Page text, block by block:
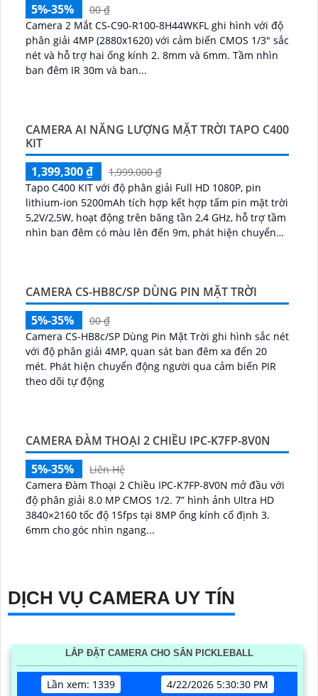
5%-35%
00 ₫
Camera 2 Mắt CS-C90-R100-8H44WKFL ghi hình với độ
phân giải 4MP (2880x1620) với cảm biến CMOS 1/3" sắc
nét và hỗ trợ hai ống kính 2. 8mm và 6mm. Tầm nhìn
ban đêm IR 30m và ban...
CAMERA AI NĂNG LƯỢNG MẶT TRỜI TAPO C400
KIT
1,399,300 ₫
1,999,000 ₫
Tapo C400 KIT với độ phân giải Full HD 1080P, pin
lithium-ion 5200mAh tích hợp kết hợp tấm pin mặt trời
5,2V/2,5W, hoạt động trên băng tần 2,4 GHz, hỗ trợ tầm
nhìn ban đêm có màu lên đến 9m, phát hiện chuyển
CAMERA CS-HB8C/SP DÙNG PIN MẶT TRỜI
5%-35%
00 ₫
Camera CS-HB8c/SP Dùng Pin Mặt Trời ghi hình sắc nét
với độ phân giải 4MP, quan sát ban đêm xa đến 20
mét. Phát hiện chuyển động người qua cảm biến PIR
theo dõi tự động
CAMERA ĐÀM THOẠI 2 CHIỀU IPC-K7FP-8V0N
5%-35%
Liên Hệ
Camera Đàm Thoại 2 Chiều IPC-K7FP-8V0N mở đầu với
độ phân giải 8.0 MP CMOS 1/2. 7” hình ảnh Ultra HD
3840×2160 tốc độ 15fps tại 8MP ống kính cố định 3.
6mm cho góc nhìn ngang...
DỊCH VỤ CAMERA UY TÍN
LẮP ĐẶT CAMERA CHO SÂN PICKLEBALL
Lần xem: 1339
4/22/2026 5:30:30 PM